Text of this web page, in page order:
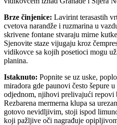
Brze činjenice: Lavirint terasastih
cvetova narandže i ruzmarina u
skrivene fontane stvaraju mirne
Sjenovite staze vijugaju kroz
vidikovce sa kojih posetioci mogu
planina.
Istaknuto: Popnite se uz uske,
miradora gde paunovi često šepure
odjednom, njihovi prelivajući repovi
Rezbarena mermerna klupa sa
gotovo nevidljivim, stoji ispod
koji pažljive oči nagrađuje